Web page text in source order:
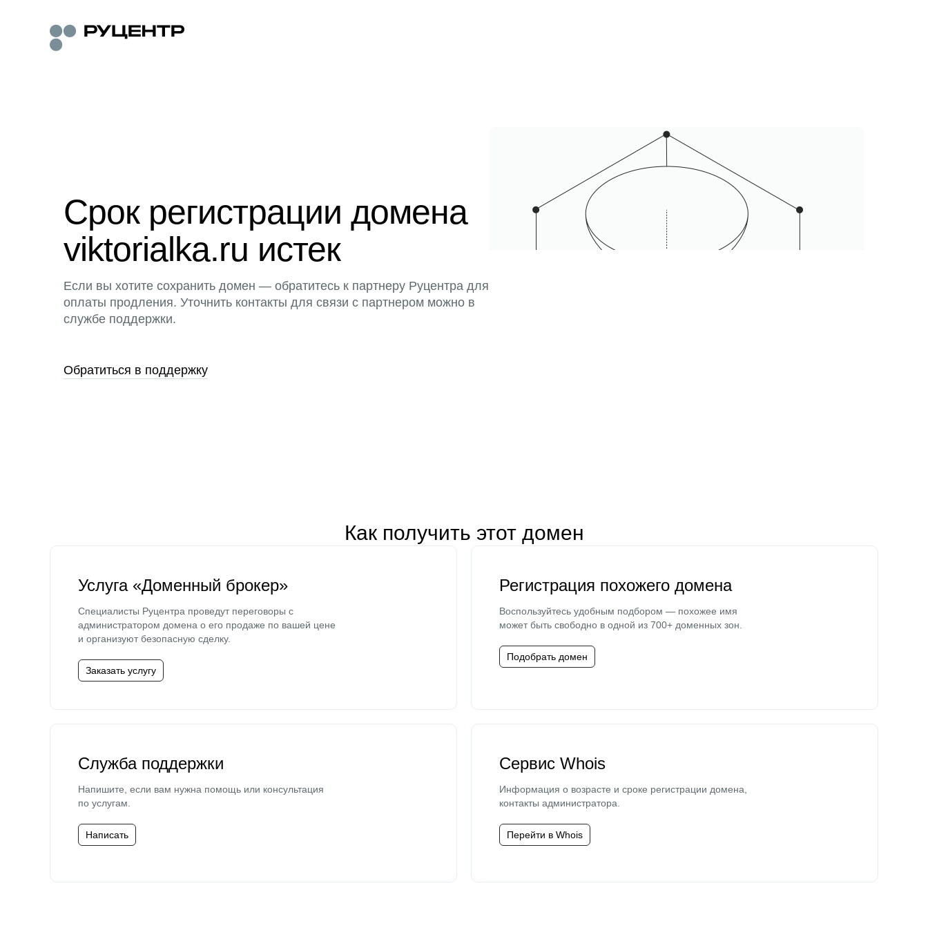
Срок регистрации домена
viktorialka.ru истек
Если вы хотите сохранить домен — обратитесь к партнеру Руцентра для
оплаты продления. Уточнить контакты для связи с партнером можно в
службе поддержки.
Обратиться в поддержку
Как получить этот домен
Услуга «Доменный брокер»
Специалисты Руцентра проведут переговоры с
администратором домена о его продаже по вашей цене
и организуют безопасную сделку.
Заказать услугу
Регистрация похожего домена
Воспользуйтесь удобным подбором — похожее имя
может быть свободно в одной из 700+ доменных зон.
Подобрать домен
Служба поддержки
Напишите, если вам нужна помощь или консультация
по услугам.
Написать
Сервис Whois
Информация о возрасте и сроке регистрации домена,
контакты администратора.
Перейти в Whois